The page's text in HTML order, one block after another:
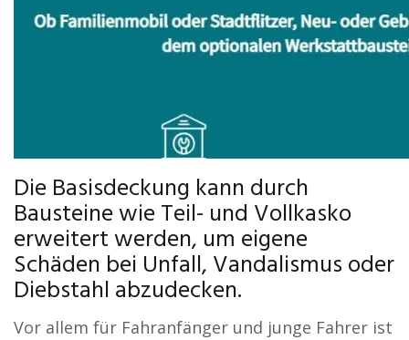
Die Basisdeckung kann durch
Bausteine wie Teil- und Vollkasko
erweitert werden, um eigene
Schäden bei Unfall, Vandalismus oder
Diebstahl abzudecken.
Vor allem für Fahranfänger und junge Fahrer ist